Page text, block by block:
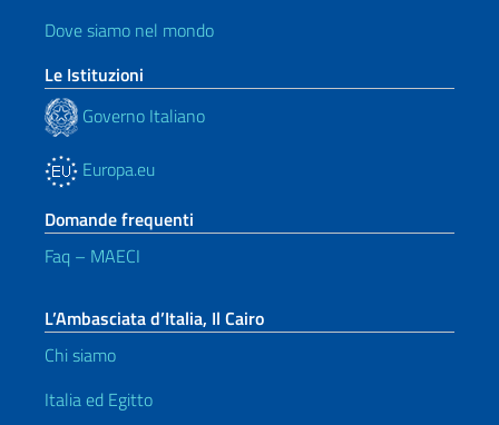
Dove siamo nel mondo
Le Istituzioni
Governo Italiano
Europa.eu
Domande frequenti
Faq – MAECI
L’Ambasciata d’Italia, Il Cairo
Chi siamo
Italia ed Egitto